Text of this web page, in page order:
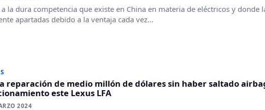
a la dura competencia que existe en China en materia de eléctricos y donde
apartadas debido a la ventaja cada vez...
reparación de medio millón de dólares sin haber saltado
este Lexus LFA
2024